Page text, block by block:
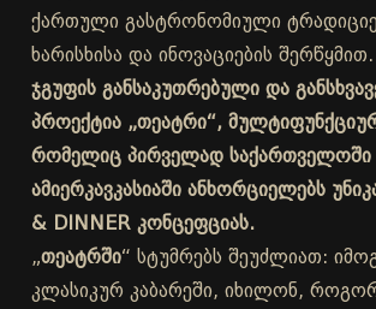
ქართული გასტრონომიული
ხარისხისა და ინოვაციების შერწყმით.
ჯგუფის განსაკუთრებული და
პროექტია „თეატრი“,
რომელიც პირველად საქართველოში
ამიერკავკასიაში ანხორციელებს
& DINNER კონცეფციას.
„თეატრში“ სტუმრებს შეუძლიათ:
კლასიკურ კაბარეში, იხილონ,